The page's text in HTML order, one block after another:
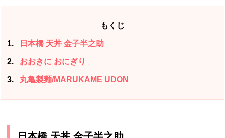
もくじ
1 日本橋 天丼 金子半之助
2 おおきに おにぎり
3 丸亀製麺/MARUKAME UDON